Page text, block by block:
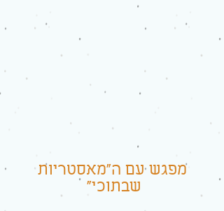
מפגש עם ה"מאסטריות
שבתוכי"